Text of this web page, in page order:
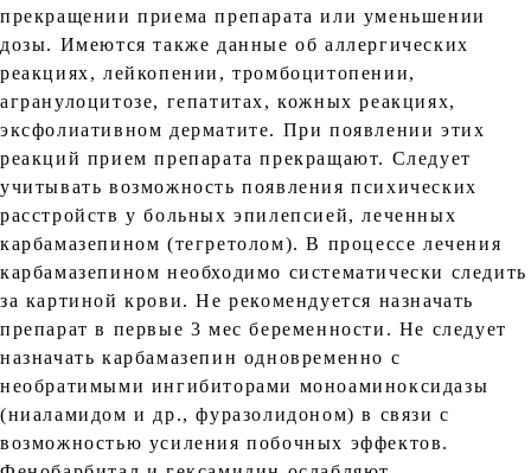
прекращении приема препарата или уменьшении
дозы. Имеются также данные об аллергических
реакциях, лейкопении, тромбоцитопении,
агранулоцитозе, гепатитах, кожных реакциях,
эксфолиативном дерматите. При появлении этих
реакций прием препарата прекращают. Следует
учитывать возможность появления психических
расстройств у больных эпилепсией, леченных
карбамазепином (тегретолом). В процессе лечения
карбамазепином необходимо систематически следить
за картиной крови. Не рекомендуется назначать
препарат в первые 3 мес беременности. Не следует
назначать карбамазепин одновременно с
необратимыми ингибиторами моноаминоксидазы
(ниаламидом и др., фуразолидоном) в связи с
возможностью усиления побочных эффектов.